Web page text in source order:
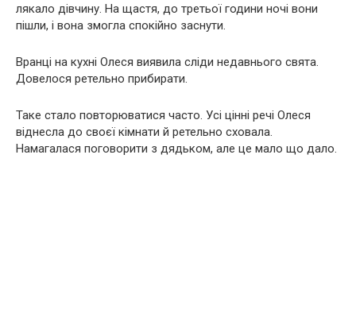
лякало дівчину. На щастя, до третьої години ночі вони
пішли, і вона змогла спокійно заснути.
Вранці на кухні Олеся виявила сліди недавнього свята.
Довелося ретельно прибирати.
Таке стало повторюватися часто. Усі цінні речі Олеся
віднесла до своєї кімнати й ретельно сховала.
Намагалася поговорити з дядьком, але це мало що дало.